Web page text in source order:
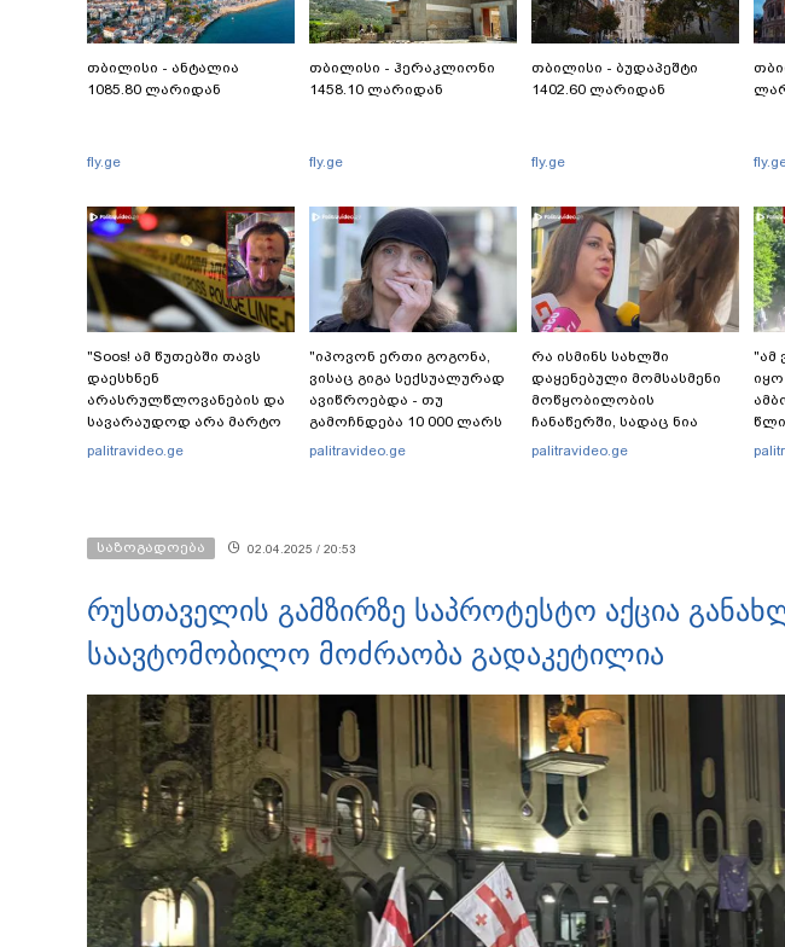
თბილისი - ანტალია
1085.80 ლარიდან
fly.ge
თბილისი - ჰერაკლიონი
1458.10 ლარიდან
fly.ge
თბილისი - ბუდაპეშტი
1402.60 ლარიდან
fly.ge
"Soos! ამ წუთებში თავს
დაესხნენ
არასრულწლოვანების და
სავარაუდოდ არა მარტო
არასრულწლოვანების
palitravideo.ge
"იპოვონ ერთი გოგონა,
ვისაც გიგა სექსუალურად
ავიწროებდა - თუ
გამოჩნდება 10 000 ლარს
ოფიციალურად,
palitravideo.ge
რა ისმინს სახლში
დაყენებული მომსასმენი
მოწყობილობის
ჩანაწერში, სადაც ნია
იმნაძე მამას ესაუბრება?
palitravideo.ge
"ამ
საზოგადოება 02.04.2025 / 20:53
რუსთაველის გამზირზე საპროტესტო აქცია
საავტომობილო მოძრაობა გადაკეტილია